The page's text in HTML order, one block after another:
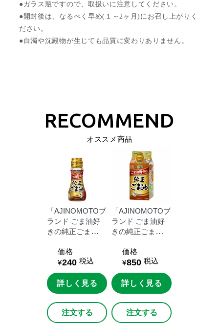
●ガラス瓶ですので、取扱いに注意してください。
●開封後は、なるべく早め(１～2ヶ月)にお召し上がりく
ださい。
●白濁や沈殿物が生じても品質に変わりありません。
オススメ商品
「AJINOMOTOブ
ランド ごま油好
きの純正ごま
価格
¥240 税込
詳しく見る
注文する
「AJINOMOTOブ
ランド ごま油好
きの純正ごま
マートグリーンパ
ック
価格
¥850 税込
詳しく見る
注文する